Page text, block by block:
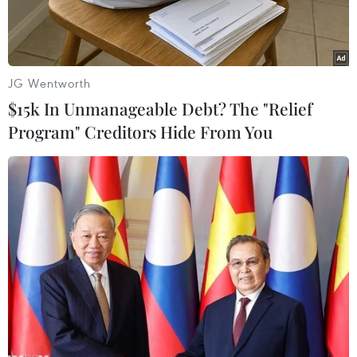
Quy tắc 5 giây hoàn toàn không có căn cứ khoa học, thức ăn sẽ
nhiễm khuẩn ngay ở giây đầu tiên. (Ảnh: Shutterstock)
Trong nhiều hộ gia đình, bếp ăn của nhà hàng
và ở các bối cảnh khi mọi người chuẩn bị hoặc
tiêu thụ đồ ăn, thỉnh thoảng bạn sẽ nghe thấy ai
JG Wentworth
$15k In Unmanageable Debt? The "Relief
Program" Creditors Hide From You